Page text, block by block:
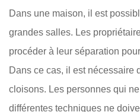
Dans une maison, il est
grandes salles. Les
procéder à leur séparation
Dans ce cas, il est nécessaire
cloisons. Les personnes qui
différentes techniques ne